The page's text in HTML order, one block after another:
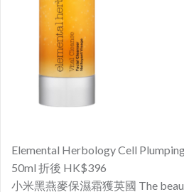
Elemental Herbology Cell
50ml 折後 HK$396
小米黑燕麥保濕霜獲英國 The